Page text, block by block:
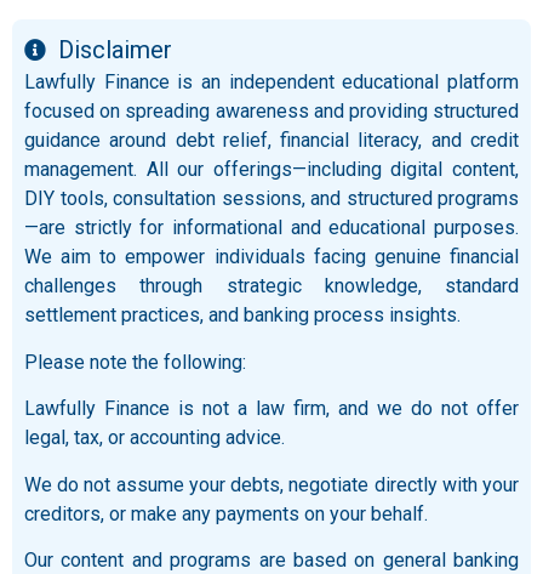
Disclaimer
Lawfully Finance is an independent educational platform
focused on spreading awareness and providing structured
guidance around debt relief, financial literacy, and credit
management. All our offerings—including digital content,
DIY tools, consultation sessions, and structured programs
—are strictly for informational and educational purposes.
We aim to empower individuals facing genuine financial
challenges through strategic knowledge, standard
settlement practices, and banking process insights.
Please note the following:
Lawfully Finance is not a law firm, and we do not offer
legal, tax, or accounting advice.
We do not assume your debts, negotiate directly with your
creditors, or make any payments on your behalf.
Our content and programs are based on general banking